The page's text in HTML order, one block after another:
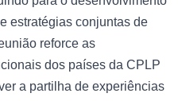
estratégias conjuntas de
reforce as
dos países da CPLP
a partilha de experiências